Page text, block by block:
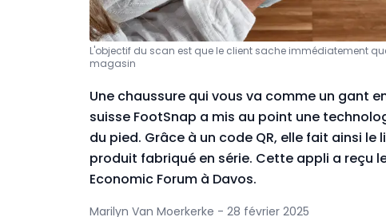
L'objectif du scan est que le client sache immédiatement
magasin
Une chaussure qui vous va comme un gant
suisse FootSnap a mis au point une
du pied. Grâce à un code QR, elle fait ainsi
produit fabriqué en série. Cette appli a reçu
Economic Forum à Davos.
Marilyn Van Moerkerke - 28 février 2025